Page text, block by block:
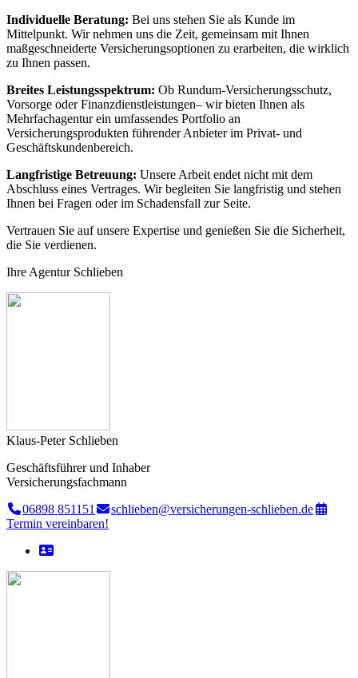
Individuelle Beratung: Bei uns stehen Sie als Kunde im
Mittelpunkt. Wir nehmen uns die Zeit, gemeinsam mit Ihnen
maßgeschneiderte Versicherungsoptionen zu erarbeiten, die wirklich
zu Ihnen passen.
Breites Leistungsspektrum: Ob Rundum-Versicherungsschutz,
Vorsorge oder Finanzdienstleistungen– wir bieten Ihnen als
Mehrfachagentur ein umfassendes Portfolio an
Versicherungsprodukten führender Anbieter im Privat- und
Geschäftskundenbereich.
Langfristige Betreuung: Unsere Arbeit endet nicht mit dem
Abschluss eines Vertrages. Wir begleiten Sie langfristig und stehen
Ihnen bei Fragen oder im Schadensfall zur Seite.
Vertrauen Sie auf unsere Expertise und genießen Sie die Sicherheit,
die Sie verdienen.
Ihre Agentur Schlieben
Klaus-Peter Schlieben
Geschäftsführer und Inhaber
Versicherungsfachmann
06898 851151
schlieben@versicherungen-schlieben.de
Termin vereinbaren!